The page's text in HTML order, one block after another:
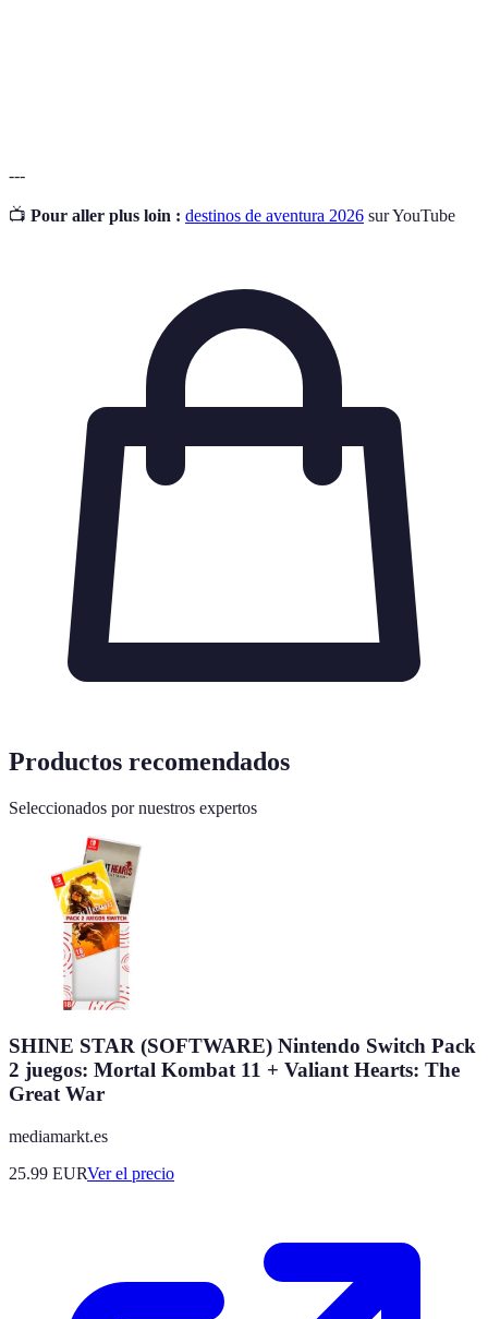
---
📺 Pour aller plus loin : destinos de aventura 2026 sur YouTube
Productos recomendados
Seleccionados por nuestros expertos
SHINE STAR (SOFTWARE) Nintendo Switch Pack
2 juegos: Mortal Kombat 11 + Valiant Hearts: The
Great War
mediamarkt.es
25.99 EURVer el precio